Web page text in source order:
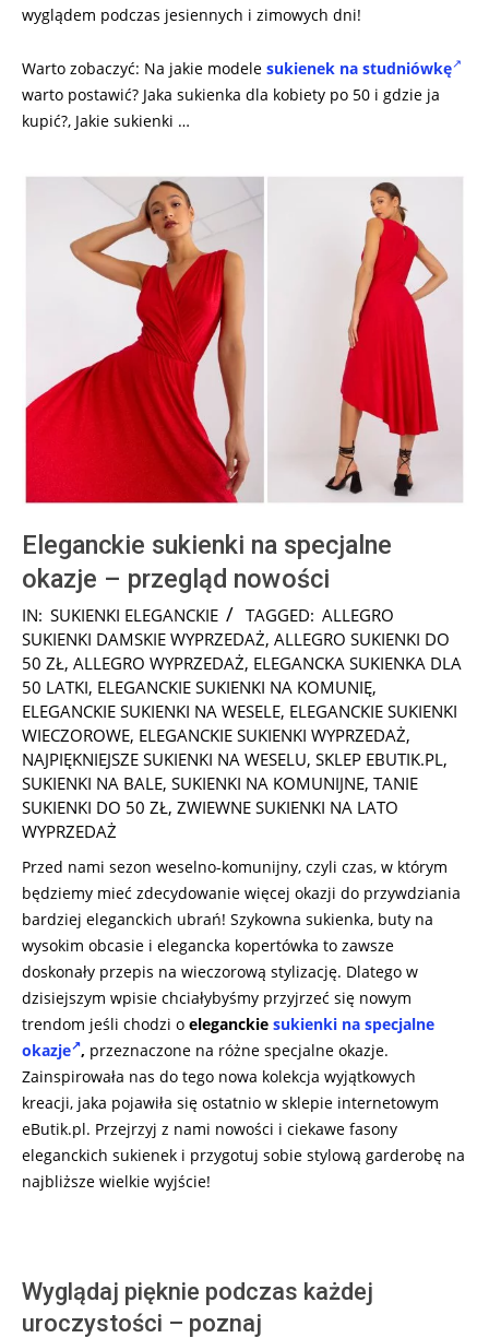
wyglądem podczas jesiennych i zimowych dni!
Warto zobaczyć: Na jakie modele sukienek na studniówkę
warto postawić? Jaka sukienka dla kobiety po 50 i gdzie ja
kupić?, Jakie sukienki …
Eleganckie sukienki na specjalne
okazje – przegląd nowości
2025-
10-
02
IN: SUKIENKI ELEGANCKIE TAGGED: ALLEGRO
SUKIENKI DAMSKIE WYPRZEDAŻ, ALLEGRO SUKIENKI DO
50 ZŁ, ALLEGRO WYPRZEDAŻ, ELEGANCKA SUKIENKA DLA
50 LATKI, ELEGANCKIE SUKIENKI NA KOMUNIĘ,
ELEGANCKIE SUKIENKI NA WESELE, ELEGANCKIE SUKIENKI
WIECZOROWE, ELEGANCKIE SUKIENKI WYPRZEDAŻ,
NAJPIĘKNIEJSZE SUKIENKI NA WESELU, SKLEP EBUTIK.PL,
SUKIENKI NA BALE, SUKIENKI NA KOMUNIJNE, TANIE
SUKIENKI DO 50 ZŁ, ZWIEWNE SUKIENKI NA LATO
WYPRZEDAŻ
Przed nami sezon weselno-komunijny, czyli czas, w którym
będziemy mieć zdecydowanie więcej okazji do przywdziania
bardziej eleganckich ubrań! Szykowna sukienka, buty na
wysokim obcasie i elegancka kopertówka to zawsze
doskonały przepis na wieczorową stylizację. Dlatego w
dzisiejszym wpisie chciałybyśmy przyjrzeć się nowym
trendom jeśli chodzi o eleganckie sukienki na specjalne
okazje , przeznaczone na różne specjalne okazje.
Zainspirowała nas do tego nowa kolekcja wyjątkowych
kreacji, jaka pojawiła się ostatnio w sklepie internetowym
eButik.pl. Przejrzyj z nami nowości i ciekawe fasony
eleganckich sukienek i przygotuj sobie stylową garderobę na
najbliższe wielkie wyjście!
Wyglądaj pięknie podczas każdej
uroczystości – poznaj